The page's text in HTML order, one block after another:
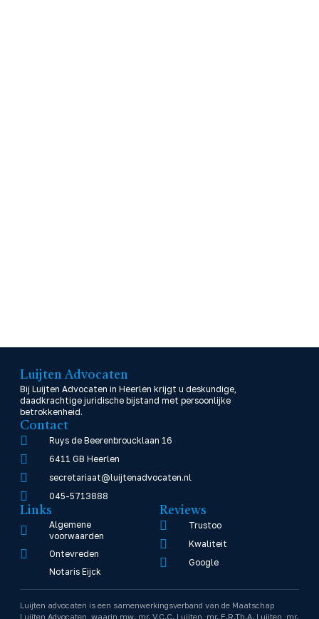
Luijten Advocaten
Bij Luijten Advocaten in Heerlen krijgt u deskundige,
daadkrachtige juridische bijstand met persoonlijke
betrokkenheid.
Contact
Ruys de Beerenbroucklaan 16
6411 GB Heerlen
secretariaat@luijtenadvocaten.nl
045-5713888
Links
Algemene
voorwaarden
Ontevreden
Notaris Eijck
Reviews
Trustoo
Kwaliteit
Google
Luijten advocaten is een samenwerkingsverband van de Maatschap
Luijten Advocaten, waarin mw. mr. V.C.C. Luijten, mr. E.R.Th.A. Luijten, mr.